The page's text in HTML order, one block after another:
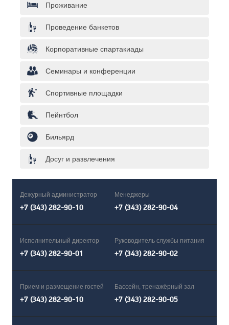
Проживание
Проведение банкетов
Корпоративные спартакиады
Семинары и конференции
Спортивные площадки
Пейнтбол
Бильярд
Досуг и развлечения
Дежурный администратор
+7 (343) 282-90-10
Менеджеры
+7 (343) 282-90-04
Исполнительный директор
+7 (343) 282-90-01
Руководитель службы питания
+7 (343) 282-90-02
Прием и размещение гостей
+7 (343) 282-90-10
Бассейн, тренажёрный зал
+7 (343) 282-90-05